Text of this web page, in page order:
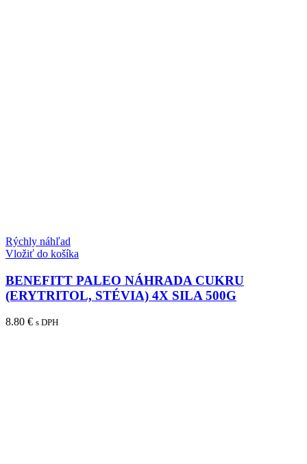
Rýchly náhľad
Vložiť do košíka
BENEFITT PALEO NÁHRADA CUKRU
(ERYTRITOL, STÉVIA) 4X SILA 500G
8.80 € s DPH